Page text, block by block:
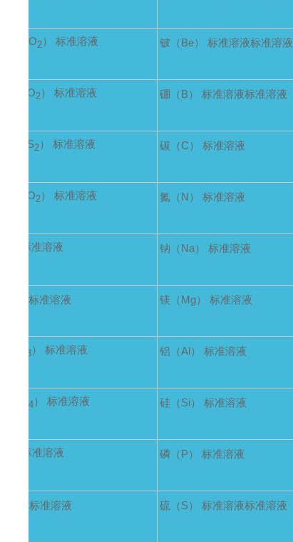
（SiO2） 标准溶液 铍（Be） 标准溶液标准溶液
（CO2） 标准溶液 硼（B） 标准溶液标准溶液
（CS2） 标准溶液 碳（C） 标准溶液
（NO2） 标准溶液 氮（N） 标准溶液
） 标准溶液 钠（Na） 标准溶液
F） 标准溶液 镁（Mg） 标准溶液
3） 标准溶液 铝（Al） 标准溶液
4） 标准溶液 硅（Si） 标准溶液
） 标准溶液 磷（P） 标准溶液
S） 标准溶液 硫（S） 标准溶液标准溶液